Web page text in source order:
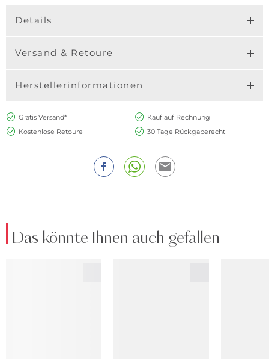
Details
Versand & Retoure
Herstellerinformationen
Gratis Versand*
Kauf auf Rechnung
Kostenlose Retoure
30 Tage Rückgaberecht
Das könnte Ihnen auch gefallen